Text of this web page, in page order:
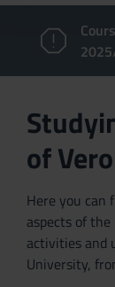
of
Here you can
aspects of
activities and
University,